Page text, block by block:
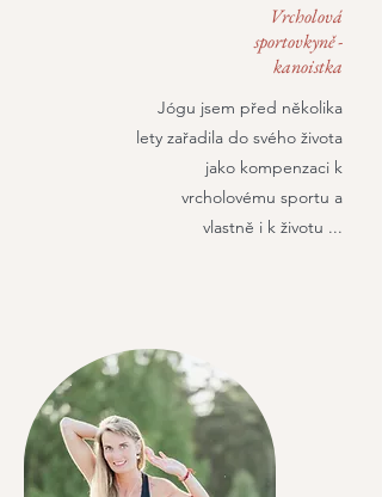
Vrcholová
sportovkyně -
kanoistka
Jógu jsem před několika
lety zařadila do svého života
jako kompenzaci k
vrcholovému sportu a
vlastně i k životu ...